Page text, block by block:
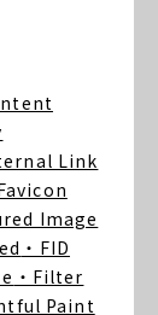
Link
Image
・FID
・Filter
Paint